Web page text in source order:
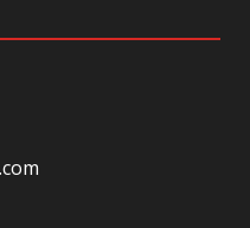
मामले में फरार आरोपी के